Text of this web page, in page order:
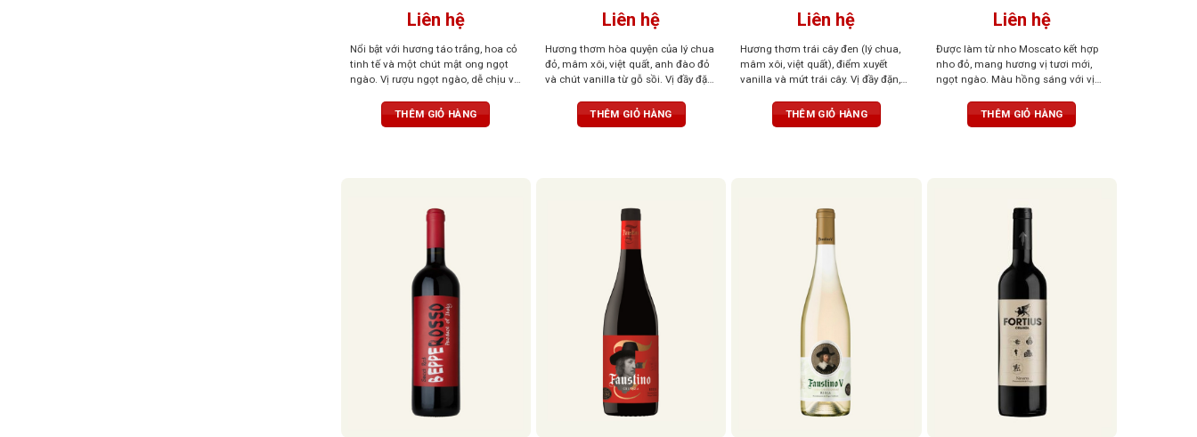
Liên hệ
Nổi bật với hương táo trắng, hoa cỏ
tinh tế và một chút mật ong ngọt
ngào. Vị rượu ngọt ngào, dễ chịu và
vị dài lâu, để lại cảm giác mềm mại
và đầy quyến rũ
THÊM GIỎ HÀNG
Liên hệ
Hương thơm hòa quyện của lý chua
đỏ, mâm xôi, việt quất, anh đào đỏ
và chút vanilla từ gỗ sồi. Vị đầy đặn,
bằng. Màu sắc đỏ sâu, đậm đà,
cuốn hút
THÊM GIỎ HÀNG
Liên hệ
Hương thơm trái cây đen (lý chua,
mâm xôi, việt quất), điểm xuyết
vanilla và mứt trái cây. Vị đầy đặn,
chát. Sắc đỏ đậm, cuốn hút và cá
THÊM GIỎ HÀNG
Liên hệ
Được làm từ nho Moscato kết hợp
nho đỏ, mang hương vị tươi mới,
ngọt ngào. Màu hồng sáng với vị
cherry, mâm xôi, lựu ngọt và bọt khí
THÊM GIỎ HÀNG